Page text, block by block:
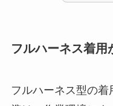
フルハーネス着用
フルハーネス型の